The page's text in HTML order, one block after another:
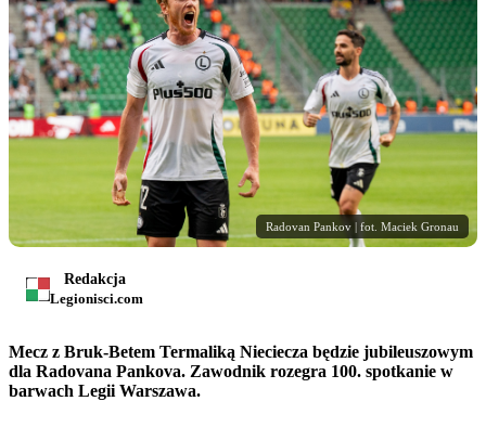
Radovan Pankov | fot. Maciek Gronau
Redakcja
Legionisci.com
Mecz z Bruk-Betem Termaliką Nieciecza będzie jubileuszowym
dla Radovana Pankova. Zawodnik rozegra 100. spotkanie w
barwach Legii Warszawa.